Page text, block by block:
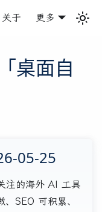
关于 更多
桌面自
05-25
注的海外 AI 工具
SEO 可积累、